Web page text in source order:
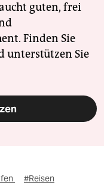
guten, frei
Finden Sie
unterstützen Sie
#Reisen